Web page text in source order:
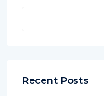
Recent Posts